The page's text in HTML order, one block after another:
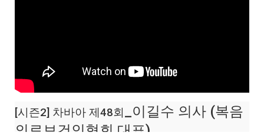
[시즌2] 차바아 제48회 _이길수 의사 (복음
의료보건인협회 대표)